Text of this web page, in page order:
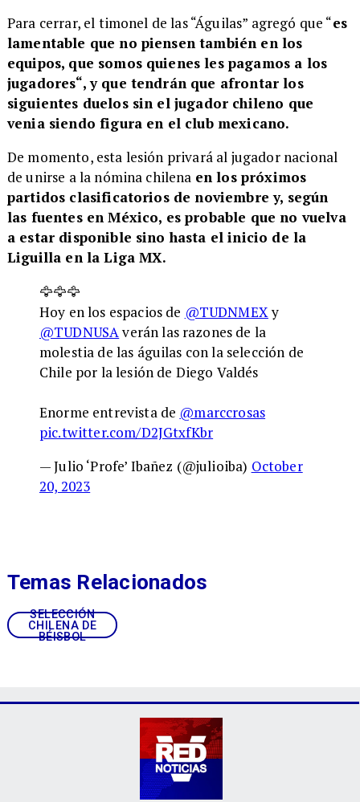
​Para cerrar, el timonel de las “Águilas” agregó que “es
lamentable que no piensen también en los
equipos, que somos quienes les pagamos a los
jugadores“, y que tendrán que afrontar los
siguientes duelos sin el jugador chileno que
venia siendo figura en el club mexicano.
De momento, esta lesión privará al jugador nacional
de unirse a la nómina chilena en los próximos
partidos clasificatorios de noviembre y, según
las fuentes en México, es probable que no vuelva
a estar disponible sino hasta el inicio de la
Liguilla en la Liga MX.
🦅🦅🦅
Hoy en los espacios de @TUDNMEXy
@TUDNUSAverán las razones de la
molestia de las águilas con la selección de
Chile por la lesión de Diego Valdés
Enorme entrevista de @marccrosas
pic.twitter.com/D2JGtxfKbr
— Julio ‘Profe’ Ibañez (@julioiba) October
20, 2023
SELECCIÓN
CHILENA DE
BÉISBOL
Temas Relacionados